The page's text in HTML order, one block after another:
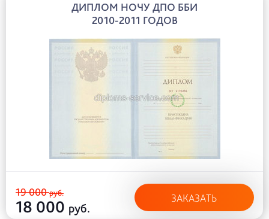
ДИПЛОМ НОЧУ ДПО ББИ
2010-2011 ГОДОВ
19 000руб.
18 000 руб.
ЗАКАЗАТЬ